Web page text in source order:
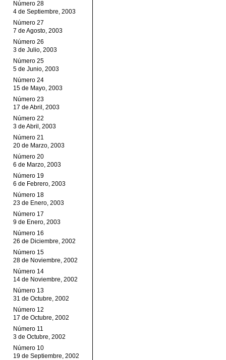
Número 28
4 de Septiembre, 2003
Número 27
7 de Agosto, 2003
Número 26
3 de Julio, 2003
Número 25
5 de Junio, 2003
Número 24
15 de Mayo, 2003
Número 23
17 de Abril, 2003
Número 22
3 de Abril, 2003
Número 21
20 de Marzo, 2003
Número 20
6 de Marzo, 2003
Número 19
6 de Febrero, 2003
Número 18
23 de Enero, 2003
Número 17
9 de Enero, 2003
Número 16
26 de Diciembre, 2002
Número 15
28 de Noviembre, 2002
Número 14
14 de Noviembre, 2002
Número 13
31 de Octubre, 2002
Número 12
17 de Octubre, 2002
Número 11
3 de Octubre, 2002
Número 10
19 de Septiembre, 2002